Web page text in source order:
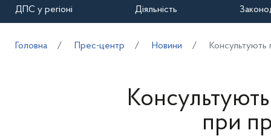
ДПС у регіоні Діяльність
Головна Прес-центр Новини Консультують
при